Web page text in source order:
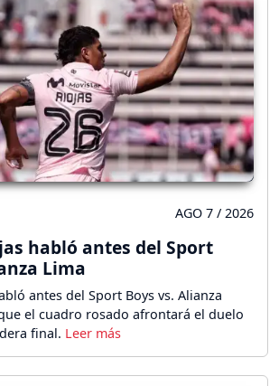
AGO 7 / 2026
habló antes del Sport
Lima
antes del Sport Boys vs. Alianza
el cuadro rosado afrontará el duelo
final.